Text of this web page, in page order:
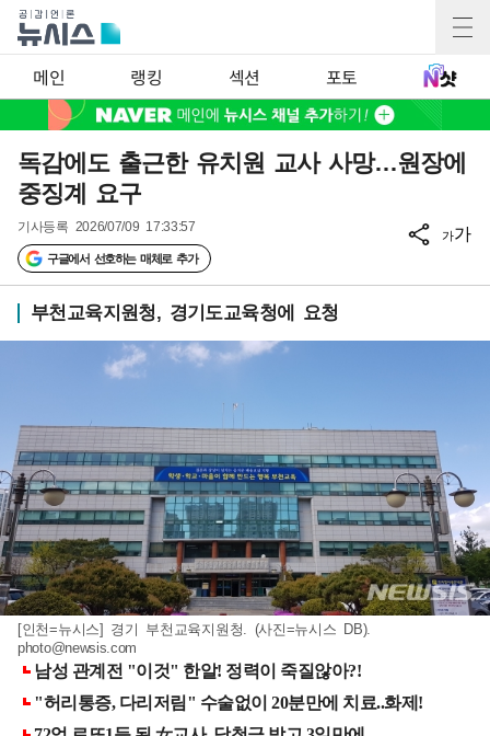
메인 랭킹 섹션 포토
독감에도 출근한 유치원 교사 사망…원장에
중징계 요구
기사등록 2026/07/09 17:33:57
구글에서 선호하는 매체로 추가
가가
부천교육지원청, 경기도교육청에 요청
[인천=뉴시스] 경기 부천교육지원청. (사진=뉴시스 DB).
photo@newsis.com